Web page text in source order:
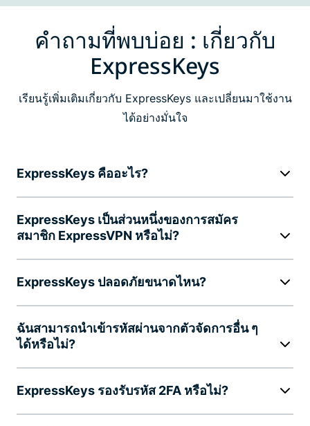
คำถามที่พบบ่อย : เกี่ยวกับ
ExpressKeys
เรียนรู้เพิ่มเติมเกี่ยวกับ ExpressKeys และเปลี่ยนมาใช้งาน
ได้อย่างมั่นใจ
ExpressKeys คืออะไร?
ExpressKeys เป็นส่วนหนึ่งของการสมัคร
สมาชิก ExpressVPN หรือไม่?
ExpressKeys ปลอดภัยขนาดไหน?
ฉันสามารถนำเข้ารหัสผ่านจากตัวจัดการอื่น ๆ
ได้หรือไม่?
ExpressKeys รองรับรหัส 2FA หรือไม่?